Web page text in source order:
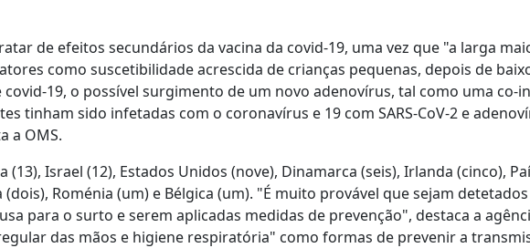
de efeitos secundários da vacina da covid-19, uma vez que "a larga
como suscetibilidade acrescida de crianças pequenas, depois de
19, o possível surgimento de um novo adenovírus, tal como uma co-
tinham sido infetadas com o coronavírus e 19 com SARS-CoV-2 e
a OMS.
(13), Israel (12), Estados Unidos (nove), Dinamarca (seis), Irlanda (cinco),
Roménia (um) e Bélgica (um). "É muito provável que sejam
para o surto e serem aplicadas medidas de prevenção", destaca a
das mãos e higiene respiratória" como formas de prevenir a